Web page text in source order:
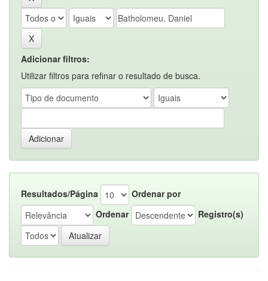
Adicionar filtros:
Utilizar filtros para refinar o resultado de busca.
Resultados/Página
Ordenar por
Ordenar
Registro(s)